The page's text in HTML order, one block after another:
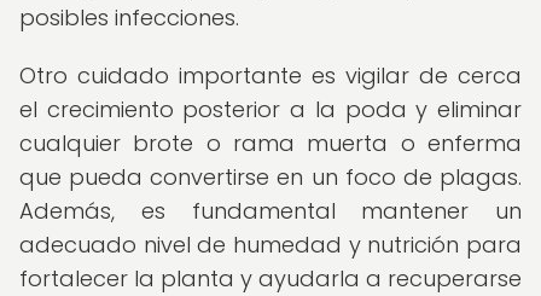
posibles infecciones.
Otro cuidado importante es vigilar de cerca
el crecimiento posterior a la poda y eliminar
cualquier brote o rama muerta o enferma
que pueda convertirse en un foco de plagas.
Además, es fundamental mantener un
adecuado nivel de humedad y nutrición para
fortalecer la planta y ayudarla a recuperarse